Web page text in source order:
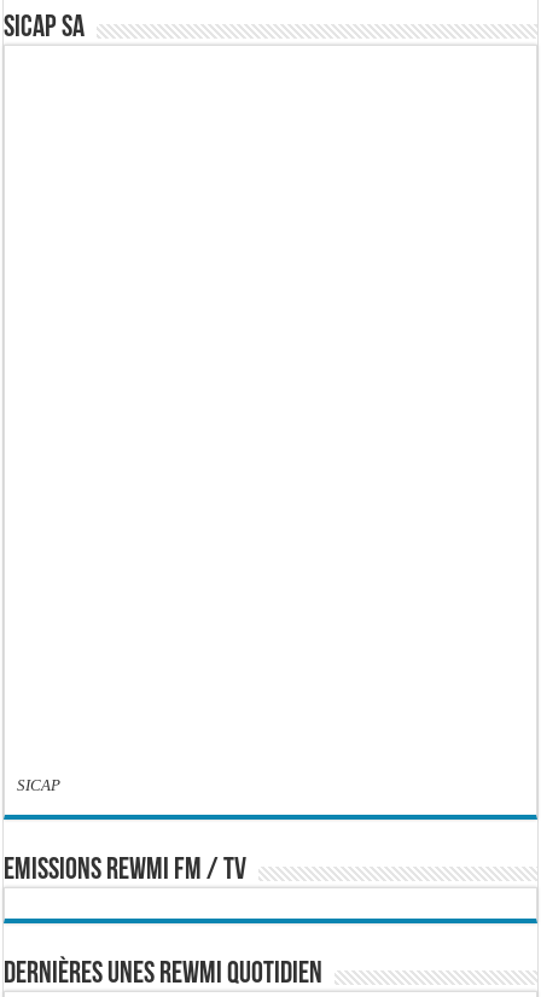
SICAP SA
SICAP
EMISSIONS REWMI FM / TV
Dernières Unes Rewmi Quotidien